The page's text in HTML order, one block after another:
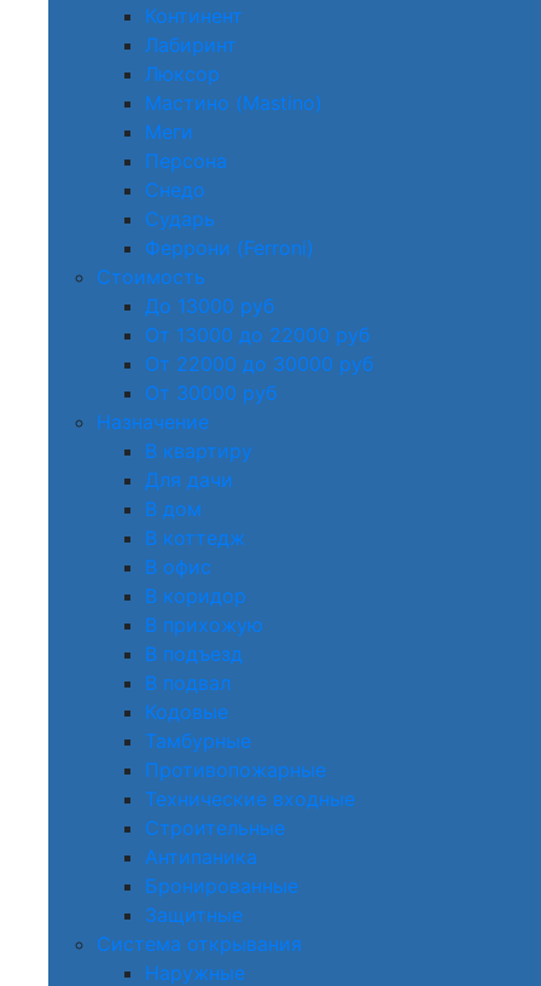
Континент
Лабиринт
Люксор
Мастино (Mastino)
Меги
Персона
Снедо
Сударь
Феррони (Ferroni)
Стоимость
До 13000 руб
От 13000 до 22000 руб
От 22000 до 30000 руб
От 30000 руб
Назначение
В квартиру
Для дачи
В дом
В коттедж
В офис
В коридор
В прихожую
В подъезд
В подвал
Кодовые
Тамбурные
Противопожарные
Технические входные
Строительные
Антипаника
Бронированные
Защитные
Система открывания
Наружные